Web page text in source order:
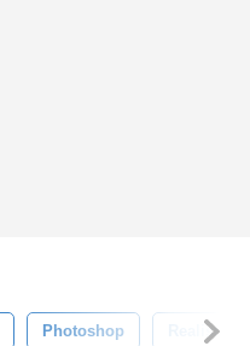
Photoshop Realista